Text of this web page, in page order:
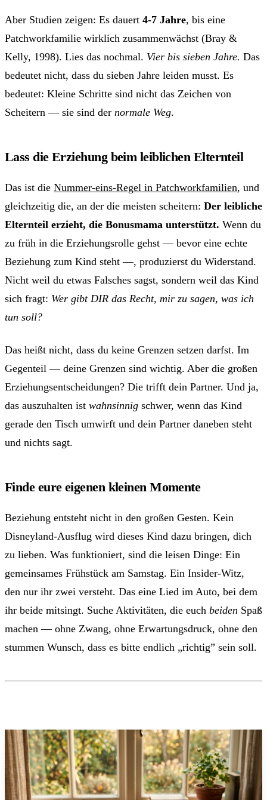
Aber Studien zeigen: Es dauert 4-7 Jahre, bis eine
Patchworkfamilie wirklich zusammenwächst (Bray &
Kelly, 1998). Lies das nochmal. Vier bis sieben Jahre. Das
bedeutet nicht, dass du sieben Jahre leiden musst. Es
bedeutet: Kleine Schritte sind nicht das Zeichen von
Scheitern — sie sind der normale Weg.
Lass die Erziehung beim leiblichen Elternteil
Das ist die Nummer-eins-Regel in Patchworkfamilien, und
gleichzeitig die, an der die meisten scheitern: Der leibliche
Elternteil erzieht, die Bonusmama unterstützt. Wenn du
zu früh in die Erziehungsrolle gehst — bevor eine echte
Beziehung zum Kind steht —, produzierst du Widerstand.
Nicht weil du etwas Falsches sagst, sondern weil das Kind
sich fragt: Wer gibt DIR das Recht, mir zu sagen, was ich
tun soll?
Das heißt nicht, dass du keine Grenzen setzen darfst. Im
Gegenteil — deine Grenzen sind wichtig. Aber die großen
Erziehungsentscheidungen? Die trifft dein Partner. Und ja,
das auszuhalten ist wahnsinnig schwer, wenn das Kind
gerade den Tisch umwirft und dein Partner daneben steht
und nichts sagt.
Finde eure eigenen kleinen Momente
Beziehung entsteht nicht in den großen Gesten. Kein
Disneyland-Ausflug wird dieses Kind dazu bringen, dich
zu lieben. Was funktioniert, sind die leisen Dinge: Ein
gemeinsames Frühstück am Samstag. Ein Insider-Witz,
den nur ihr zwei versteht. Das eine Lied im Auto, bei dem
ihr beide mitsingt. Suche Aktivitäten, die euch beiden Spaß
machen — ohne Zwang, ohne Erwartungsdruck, ohne den
stummen Wunsch, dass es bitte endlich „richtig” sein soll.